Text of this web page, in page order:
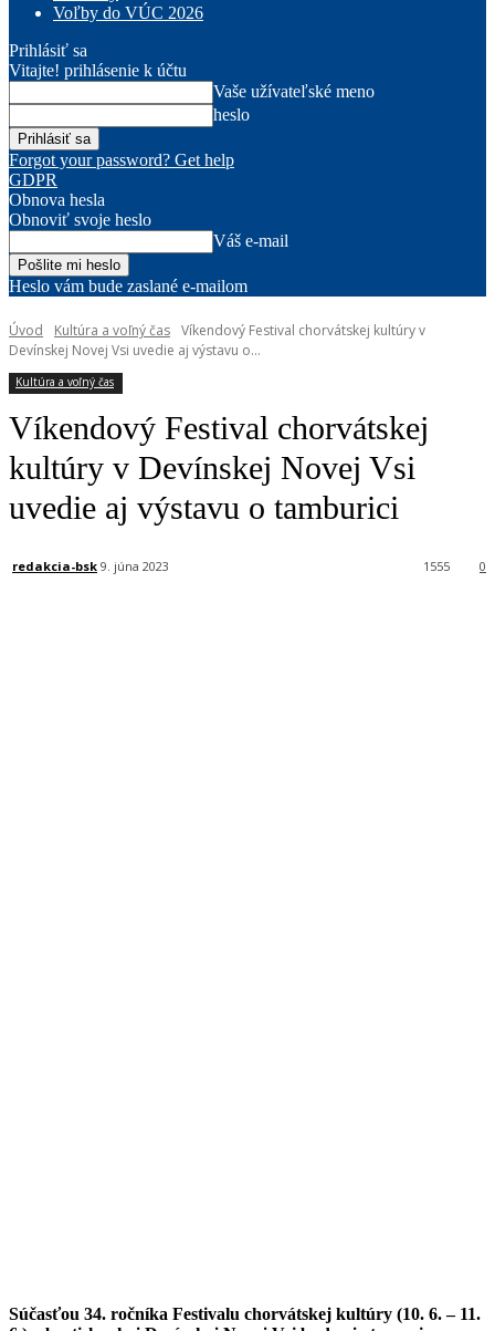
Voľby do VÚC 2026
Prihlásiť sa
Vitajte! prihlásenie k účtu
Vaše užívateľské meno
heslo
Forgot your password? Get help
GDPR
Obnova hesla
Obnoviť svoje heslo
Váš e-mail
Heslo vám bude zaslané e-mailom
Úvod Kultúra a voľný čas Víkendový Festival chorvátskej kultúry v
Devínskej Novej Vsi uvedie aj výstavu o...
Kultúra a voľný čas
Víkendový Festival chorvátskej
kultúry v Devínskej Novej Vsi
uvedie aj výstavu o tamburici
redakcia-bsk 9. júna 2023 0
1555
Súčasťou 34. ročníka Festivalu chorvátskej kultúry (10. 6. – 11.